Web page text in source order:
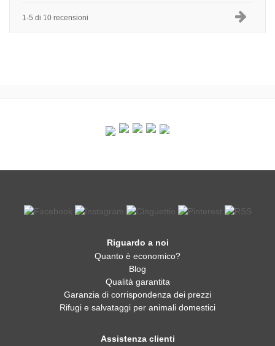
1-5 di 10 recensioni
Riguardo a noi
Quanto è economico?
Blog
Qualità garantita
Garanzia di corrispondenza dei prezzi
Rifugi e salvataggi per animali domestici
Assistenza clienti